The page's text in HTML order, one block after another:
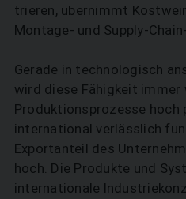
trieren, übernimmt
Montage- und Supply-
Gerade in technologisch
wird diese Fähigkeit immer
Produktionsprozesse hoch
international verlässlich
Exportanteil des
hoch. Die Produkte und
internationale